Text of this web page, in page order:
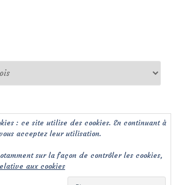
: ce site utilise des cookies. En continuant à
acceptez leur utilisation.
sur la façon de contrôler les cookies,
aux cookies